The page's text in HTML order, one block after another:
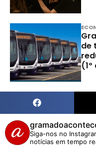
de
Siga-nos no
notícias em tempo